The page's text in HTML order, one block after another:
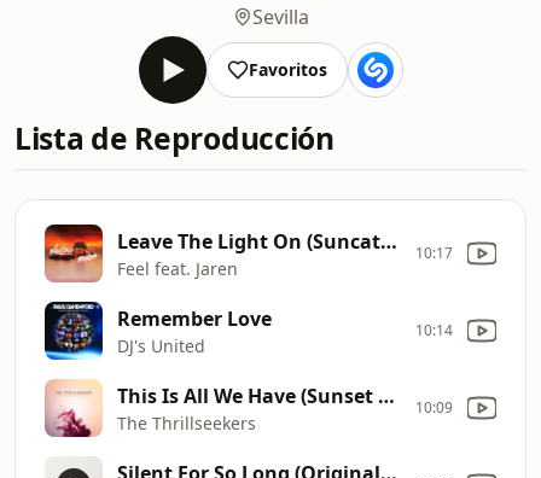
Sevilla
Favoritos
Lista de Reproducción
Leave The Light On (Suncatcher Remix)
Feel feat. Jaren
10:17
Remember Love
DJ's United
10:14
This Is All We Have (Sunset Mix)
The Thrillseekers
10:09
Silent For So Long (Original MIx) - YouTube (Audio)